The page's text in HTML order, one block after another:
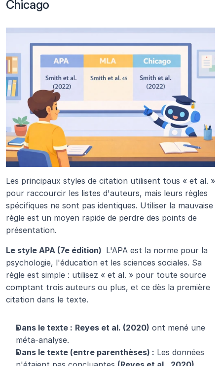
Chicago
Les principaux styles de citation utilisent tous « et al. »
pour raccourcir les listes d'auteurs, mais leurs règles
spécifiques ne sont pas identiques. Utiliser la mauvaise
règle est un moyen rapide de perdre des points de
présentation.
Le style APA (7e édition) L'APA est la norme pour la
psychologie, l'éducation et les sciences sociales. Sa
règle est simple : utilisez « et al. » pour toute source
comptant trois auteurs ou plus, et ce dès la première
citation dans le texte.
Dans le texte : Reyes et al. (2020) ont mené une
méta-analyse.
Dans le texte (entre parenthèses) : Les données